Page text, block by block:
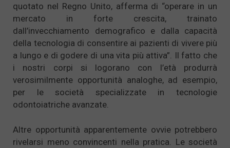
quotato nel Regno Unito, afferma di “operare in un
mercato in forte crescita, trainato
dall’invecchiamento demografico e dalla capacità
della tecnologia di consentire ai pazienti di vivere più
a lungo e di godere di una vita più attiva”. Il fatto che
i nostri corpi si logorano con l’età produrrà
verosimilmente opportunità analoghe, ad esempio,
per le società specializzate in tecnologie
odontoiatriche avanzate.
Altre opportunità apparentemente ovvie potrebbero
rivelarsi meno convincenti nella pratica. Le società